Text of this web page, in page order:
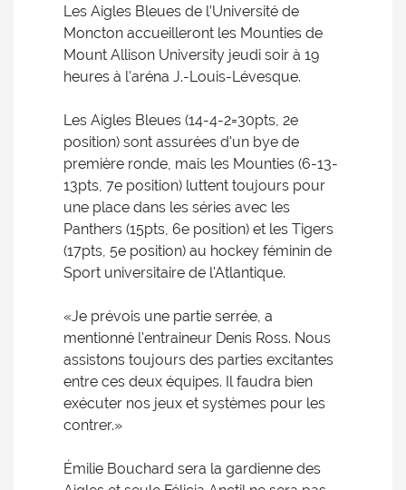
Les Aigles Bleues de l’Université de
Moncton accueilleront les Mounties de
Mount Allison University jeudi soir à 19
heures à l'aréna J.-Louis-Lévesque.
Les Aigles Bleues (14-4-2=30pts, 2e
position) sont assurées d'un bye de
première ronde, mais les Mounties (6-13-
13pts, 7e position) luttent toujours pour
une place dans les séries avec les
Panthers (15pts, 6e position) et les Tigers
(17pts, 5e position) au hockey féminin de
Sport universitaire de l'Atlantique.
«Je prévois une partie serrée, a
mentionné l'entraineur Denis Ross. Nous
assistons toujours des parties excitantes
entre ces deux équipes. Il faudra bien
exécuter nos jeux et systèmes pour les
contrer.»
Émilie Bouchard sera la gardienne des